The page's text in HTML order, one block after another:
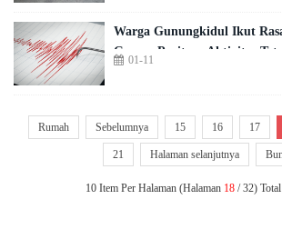
Warga Gunungkidul Ikut
Gempa Pacitan, Aktivitas
01-11
Rumah Sebelumnya 15 16 17
21 Halaman selanjutnya
10 Item Per Halaman (Halaman 18 / 32)